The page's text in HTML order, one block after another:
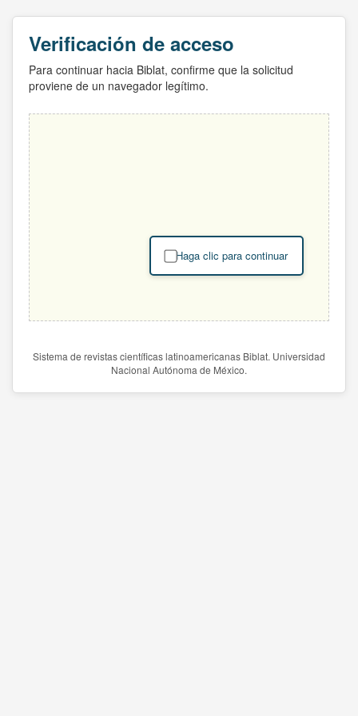
Verificación de acceso
Para continuar hacia Biblat, confirme que la solicitud
proviene de un navegador legítimo.
Haga clic para continuar
Sistema de revistas científicas latinoamericanas Biblat. Universidad
Nacional Autónoma de México.